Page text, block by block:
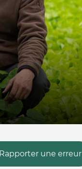
Rapporter une erreur